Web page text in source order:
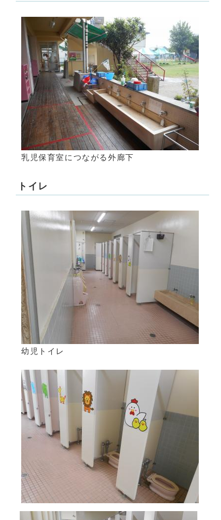
乳児保育室につながる外廊下
トイレ
幼児トイレ